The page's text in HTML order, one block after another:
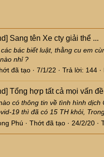
Sang tên Xe cty giải thể ...
bác biết luật, thằng cu em
nhỉ ?
đã tạo 7/1/22 Trả lời: 144
Tổng hợp tất cả mọi vấn
có thông tin về tình hình
19 thì đã có 15 TH khỏi,
Phú
Thớt đã tạo 24/2/20